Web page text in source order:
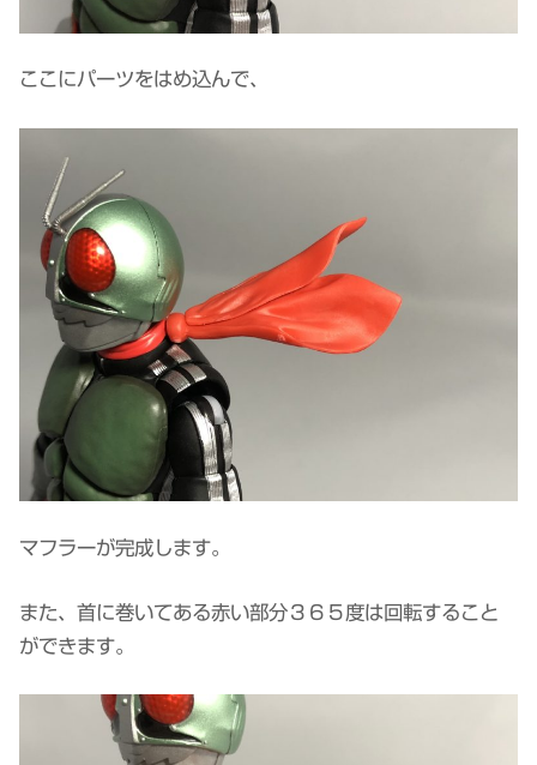
ここにパーツをはめ込んで、
マフラーが完成します。
また、首に巻いてある赤い部分３６５度は回転すること
ができます。